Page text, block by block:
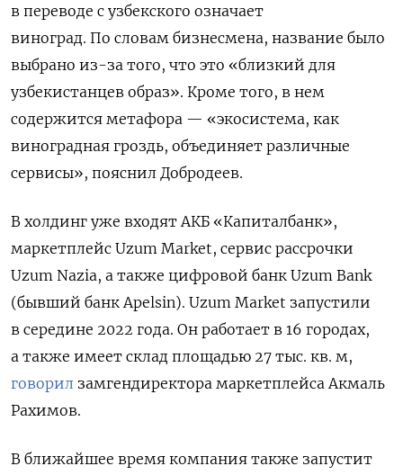
в переводе с узбекского означает
виноград. По словам бизнесмена, название было
выбрано из-за того, что это «близкий для
узбекистанцев образ». Кроме того, в нем
содержится метафора — «экосистема, как
виноградная гроздь, объединяет различные
сервисы», пояснил Добродеев.
В холдинг уже входят АКБ «Капиталбанк»,
маркетплейс Uzum Market, сервис рассрочки
Uzum Nazia, а также цифровой банк Uzum Bank
(бывший банк Apelsin). Uzum Market запустили
в середине 2022 года. Он работает в 16 городах,
а также имеет склад площадью 27 тыс. кв. м,
говорил замгендиректора маркетплейса Акмаль
Рахимов.
В ближайшее время компания также запустит